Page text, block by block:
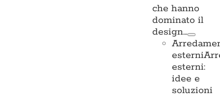
che hanno
dominato il
design…
esterni
esterni:
idee e
soluzioni